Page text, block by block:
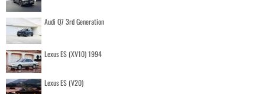
Audi Q7 3rd Generation
Lexus ES (XV10) 1994
Lexus ES (V20)